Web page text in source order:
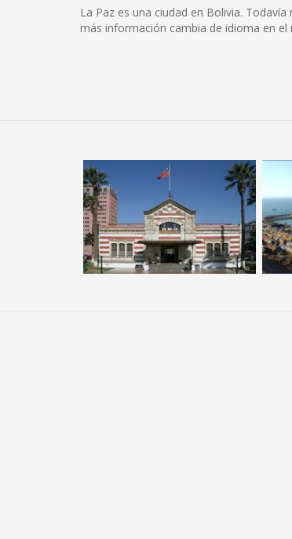
La Paz es una ciudad en Bolivia.
más información cambia de idioma en el